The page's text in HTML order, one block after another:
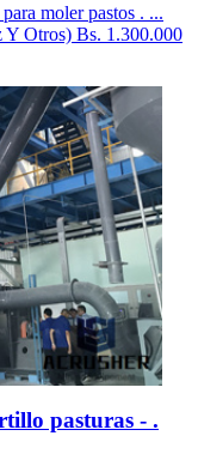
moler pastos . ...
Y Otros) Bs. 1.300.000
pasturas - .